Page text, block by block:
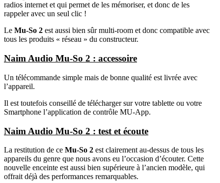
radios internet et qui permet de les mémoriser, et donc de les
rappeler avec un seul clic !
Le Mu-So 2 est aussi bien sûr multi-room et donc compatible avec
tous les produits « réseau » du constructeur.
Naim Audio Mu-So 2 : accessoire
Un télécommande simple mais de bonne qualité est livrée avec
l’appareil.
Il est toutefois conseillé de télécharger sur votre tablette ou votre
Smartphone l’application de contrôle MU-App.
Naim Audio Mu-So 2 : test et écoute
La restitution de ce Mu-So 2 est clairement au-dessus de tous les
appareils du genre que nous avons eu l’occasion d’écouter. Cette
nouvelle enceinte est aussi bien supérieure à l’ancien modèle, qui
offrait déjà des performances remarquables.